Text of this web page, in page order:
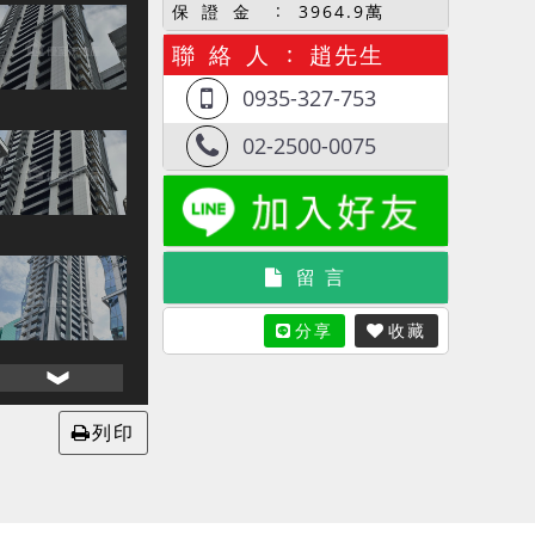
列印
保 證 金 3964.9萬
聯 絡 人 趙先生
0935-327-753
02-2500-0075
留 言
分享 收藏